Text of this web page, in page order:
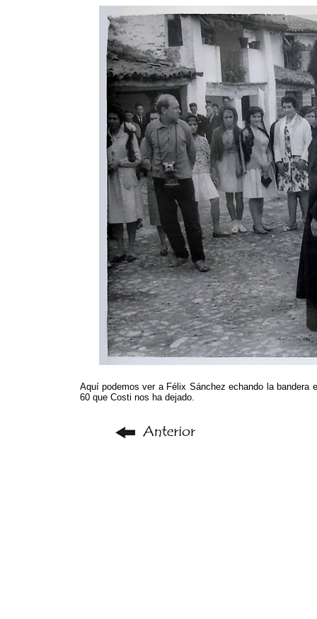
Aquí podemos ver a Félix Sánchez echando la bandera
60 que Costi nos ha dejado.